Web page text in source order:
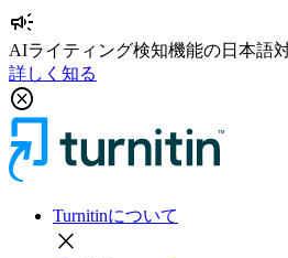
campaign
AIライティング検知機能の日本語
詳しく知る
cancel
Turnitinについて
close